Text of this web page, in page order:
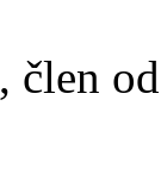
, člen